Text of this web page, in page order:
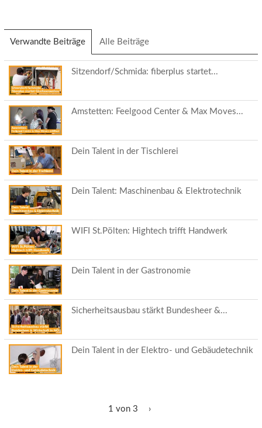
Verwandte Beiträge (aktiver
Reiter)
Alle Beiträge
Sitzendorf/Schmida: fiberplus startet...
Amstetten: Feelgood Center & Max Moves...
Dein Talent in der Tischlerei
Dein Talent: Maschinenbau & Elektrotechnik
WIFI St.Pölten: Hightech trifft Handwerk
Dein Talent in der Gastronomie
Sicherheitsausbau stärkt Bundesheer &...
Dein Talent in der Elektro- und Gebäudetechnik
1 von 3 ›